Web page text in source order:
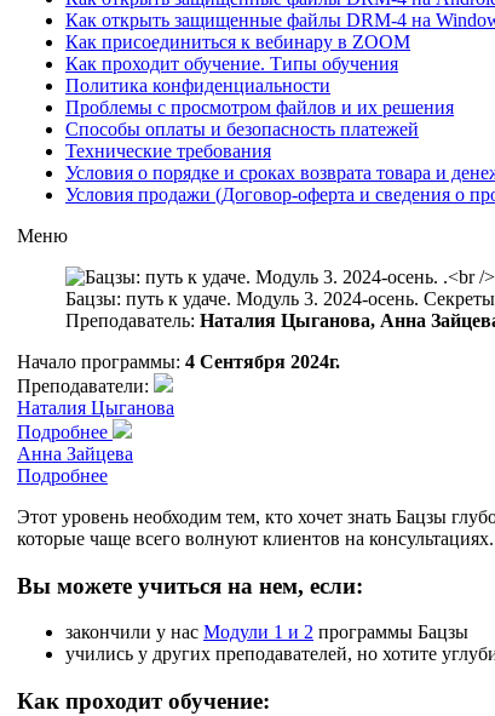
Как открыть защищенные файлы DRM-4 на
Как присоединиться к вебинару в ZOOM
Как проходит обучение. Типы обучения
Политика конфиденциальности
Проблемы с просмотром файлов и их решения
Способы оплаты и безопасность платежей
Технические требования
Условия о порядке и сроках возврата товара и
Условия продажи (Договор-оферта и сведения о
Меню
Бацзы: путь к удаче. Модуль 3. 2024-осень.
Преподаватель: Наталия Цыганова, Анна
Начало программы: 4 Сентября 2024г.
Преподаватели:
Наталия Цыганова
Подробнее
Анна Зайцева
Подробнее
Этот уровень необходим тем, кто хочет знать Бацзы
которые чаще всего волнуют клиентов на консультациях.
Вы можете учиться на нем, если:
закончили у нас Модули 1 и 2 программы Бацзы
учились у других преподавателей, но хотите
Как проходит обучение: